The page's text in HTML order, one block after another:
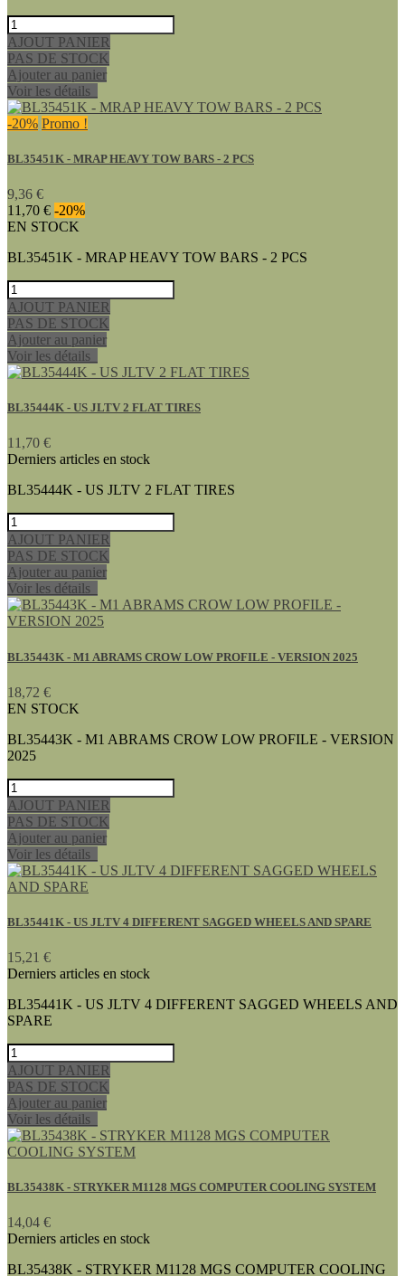
AJOUT PANIER
PAS DE STOCK
Ajouter au panier
Voir les détails
-20% Promo !
BL35451K - MRAP HEAVY TOW BARS - 2 PCS
9,36 €
11,70 € -20%
EN STOCK
BL35451K - MRAP HEAVY TOW BARS - 2 PCS
AJOUT PANIER
PAS DE STOCK
Ajouter au panier
Voir les détails
BL35444K - US JLTV 2 FLAT TIRES
11,70 €
Derniers articles en stock
BL35444K - US JLTV 2 FLAT TIRES
AJOUT PANIER
PAS DE STOCK
Ajouter au panier
Voir les détails
BL35443K - M1 ABRAMS CROW LOW PROFILE - VERSION 2025
18,72 €
EN STOCK
BL35443K - M1 ABRAMS CROW LOW PROFILE - VERSION
2025
AJOUT PANIER
PAS DE STOCK
Ajouter au panier
Voir les détails
BL35441K - US JLTV 4 DIFFERENT SAGGED WHEELS AND SPARE
15,21 €
Derniers articles en stock
BL35441K - US JLTV 4 DIFFERENT SAGGED WHEELS AND
SPARE
AJOUT PANIER
PAS DE STOCK
Ajouter au panier
Voir les détails
BL35438K - STRYKER M1128 MGS COMPUTER COOLING SYSTEM
14,04 €
Derniers articles en stock
BL35438K - STRYKER M1128 MGS COMPUTER COOLING